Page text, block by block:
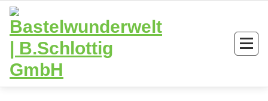
Zum
Inhalt
springen